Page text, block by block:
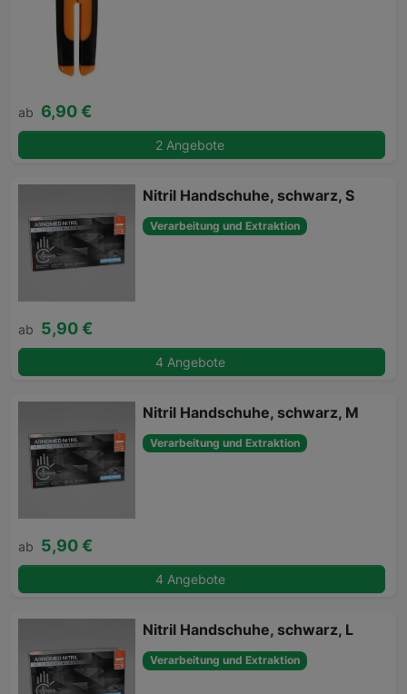
ab 6,90 €
2 Angebote
Nitril Handschuhe, schwarz, S
Verarbeitung und Extraktion
ab 5,90 €
4 Angebote
Nitril Handschuhe, schwarz, M
Verarbeitung und Extraktion
ab 5,90 €
4 Angebote
Nitril Handschuhe, schwarz, L
Verarbeitung und Extraktion